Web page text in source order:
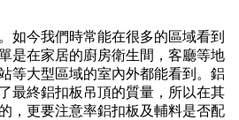
如今我們時常能在很多的區域看到
是在家居的廚房衛生間，客廳等地
等大型區域的室內外都能看到。鋁
最終鋁扣板吊頂的質量，所以在其
，更要注意率鋁扣板及輔料是否配